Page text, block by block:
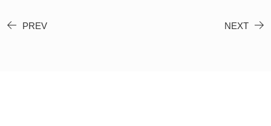
PREV NEXT